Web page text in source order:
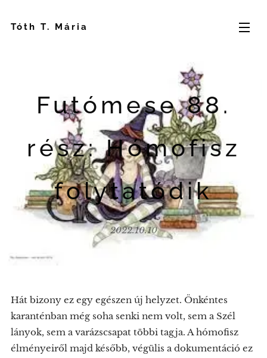
Tóth T. Mária
Futómese 88.
rész: Hómofisz
folytatódik
2022.10.10
Hát bizony ez egy egészen új helyzet. Önkéntes
karanténban még soha senki nem volt, sem a Szél
lányok, sem a varázscsapat többi tagja. A hómofisz
élményeiről majd később, végülis a dokumentáció ez